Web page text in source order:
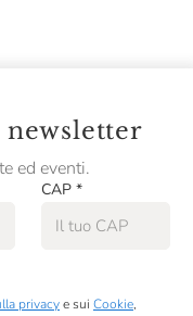
ed eventi.
CAP *
privacye sui Cookie,